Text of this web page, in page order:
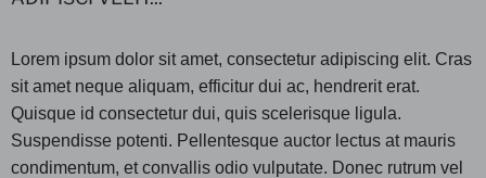
Lorem ipsum dolor sit amet, consectetur adipiscing elit. Cras
sit amet neque aliquam, efficitur dui ac, hendrerit erat.
Quisque id consectetur dui, quis scelerisque ligula.
Suspendisse potenti. Pellentesque auctor lectus at mauris
condimentum, et convallis odio vulputate. Donec rutrum vel